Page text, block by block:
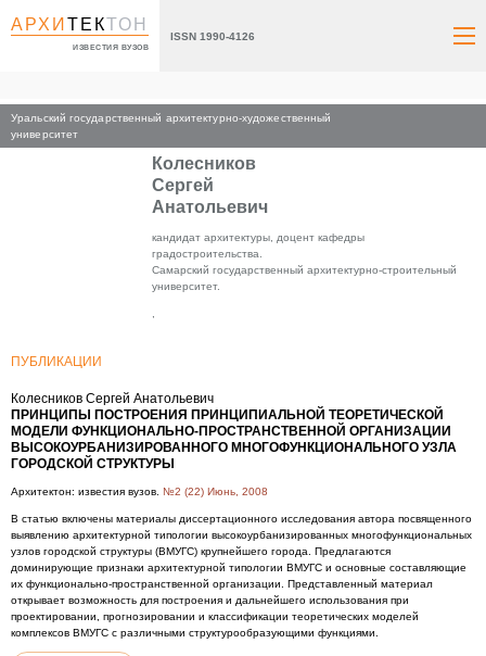
АРХИТЕКТОН
ИЗВЕСТИЯ ВУЗОВ
ISSN 1990-4126
Уральский государственный архитектурно-художественный
университет
Главная
Колесников
Сергей
Анатольевич
кандидат архитектуры, доцент кафедры
градостроительства.
Самарский государственный архитектурно-строительный
университет.
ПУБЛИКАЦИИ
Колесников Сергей Анатольевич
ПРИНЦИПЫ ПОСТРОЕНИЯ ПРИНЦИПИАЛЬНОЙ ТЕОРЕТИЧЕСКОЙ
МОДЕЛИ ФУНКЦИОНАЛЬНО-ПРОСТРАНСТВЕННОЙ ОРГАНИЗАЦИИ
ВЫСОКОУРБАНИЗИРОВАННОГО МНОГОФУНКЦИОНАЛЬНОГО УЗЛА
ГОРОДСКОЙ СТРУКТУРЫ
Архитектон: известия вузов. №2 (22) Июнь, 2008
В статью включены материалы диссертационного исследования автора посвященного
выявлению архитектурной типологии высокоурбанизированных многофункциональных
узлов городской структуры (ВМУГС) крупнейшего города. Предлагаются
доминирующие признаки архитектурной типологии ВМУГС и основные составляющие
их функционально-пространственной организации. Представленный материал
открывает возможность для построения и дальнейшего использования при
проектировании, прогнозировании и классификации теоретических моделей
комплексов ВМУГС с различными структурообразующими функциями.